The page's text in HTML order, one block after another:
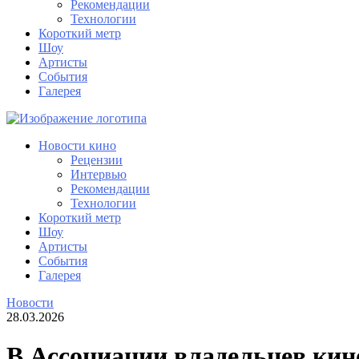
Рекомендации
Технологии
Короткий метр
Шоу
Артисты
События
Галерея
Новости кино
Рецензии
Интервью
Рекомендации
Технологии
Короткий метр
Шоу
Артисты
События
Галерея
Новости
28.03.2026